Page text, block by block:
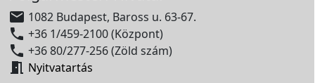
 1082 Budapest, Baross u. 63-67.
 +36 1/459-2100 (Központ)
 +36 80/277-256 (Zöld szám)
 Nyitvatartás